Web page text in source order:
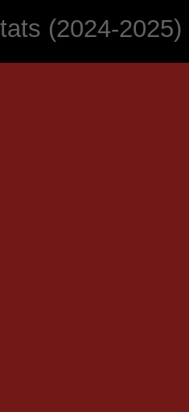
(2024-2025)